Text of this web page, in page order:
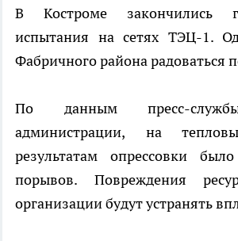
В Костроме закончились
испытания на сетях ТЭЦ-1.
Фабричного района радоваться
По данным пресс-
администрации, на
результатам опрессовки
порывов. Повреждения
организации будут устранять